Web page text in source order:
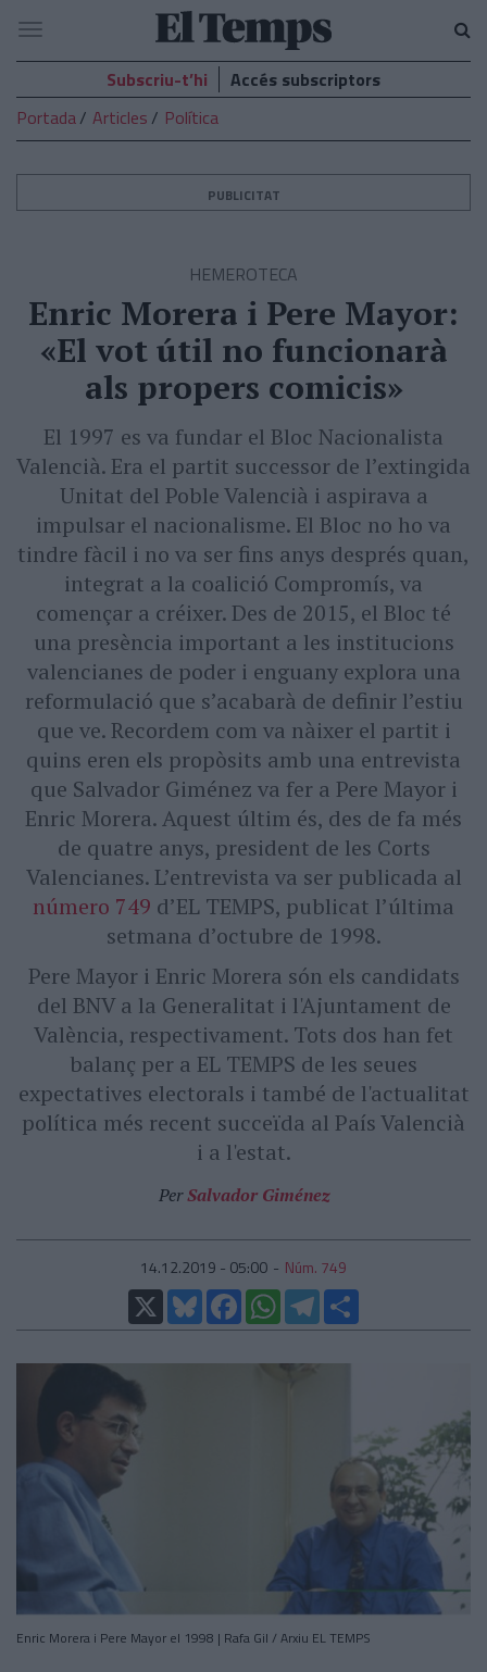
El
Temps
Navegació
Subscriu-t’hi
Accés subscriptors
Portada
Articles Política
PUBLICITAT
HEMEROTECA
Enric Morera i Pere Mayor:
«El vot útil no funcionarà
als propers comicis»
El 1997 es va fundar el Bloc Nacionalista
Valencià. Era el partit successor de l’extingida
Unitat del Poble Valencià i aspirava a
impulsar el nacionalisme. El Bloc no ho va
tindre fàcil i no va ser fins anys després quan,
integrat a la coalició Compromís, va
començar a créixer. Des de 2015, el Bloc té
una presència important a les institucions
valencianes de poder i enguany explora una
reformulació que s’acabarà de definir l’estiu
que ve. Recordem com va nàixer el partit i
quins eren els propòsits amb una entrevista
que Salvador Giménez va fer a Pere Mayor i
Enric Morera. Aquest últim és, des de fa més
de quatre anys, president de les Corts
Valencianes. L’entrevista va ser publicada al
número 749 d’EL TEMPS, publicat l’última
setmana d’octubre de 1998.
Pere Mayor i Enric Morera són els candidats
del BNV a la Generalitat i l'Ajuntament de
València, respectivament. Tots dos han fet
balanç per a EL TEMPS de les seues
expectatives electorals i també de l'actualitat
política més recent succeïda al País Valencià
i a l'estat.
PerSalvador Giménez
14.12.2019 - 05:00
Núm. 749
X
BlueskyFacebookWhatsAppTelegram
Enric Morera i Pere Mayor el 1998 | Rafa Gil / Arxiu EL TEMPS